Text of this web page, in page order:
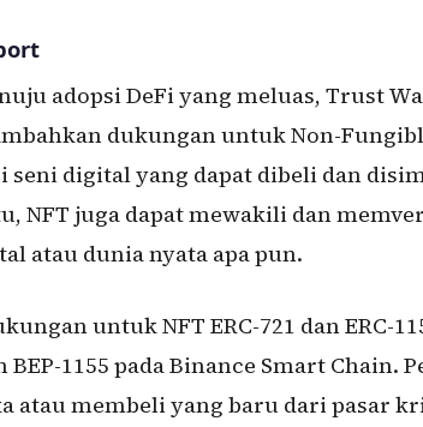
adopsi DeFi yang meluas, Trust
dukungan untuk Non-
digital yang dapat dibeli dan
NFT juga dapat mewakili dan
atau dunia nyata apa pun.
untuk NFT ERC-721 dan ERC-
BEP-1155 pada Binance Smart Chain.
atau membeli yang baru dari pasar